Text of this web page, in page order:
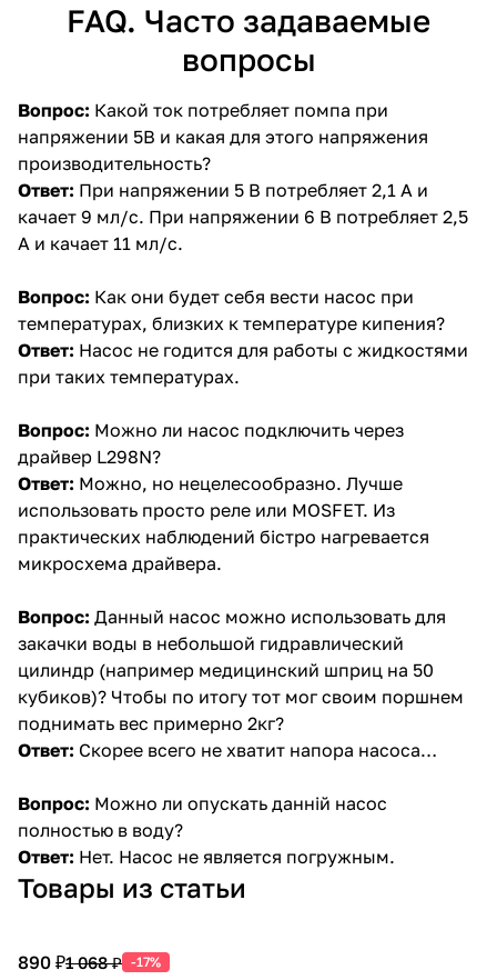
FAQ. Часто задаваемые
вопросы
Вопрос: Какой ток потребляет помпа при
напряжении 5В и какая для этого напряжения
производительность?
Ответ: При напряжении 5 В потребляет 2,1 А и
качает 9 мл/с. При напряжении 6 В потребляет 2,5
А и качает 11 мл/с.
Вопрос: Как они будет себя вести насос при
температурах, близких к температуре кипения?
Ответ: Насос не годится для работы с жидкостями
при таких температурах.
Вопрос: Можно ли насос подключить через
драйвер L298N?
Ответ: Можно, но нецелесообразно. Лучше
использовать просто реле или MOSFET. Из
практических наблюдений бістро нагревается
микросхема драйвера.
Вопрос: Данный насос можно использовать для
закачки воды в небольшой гидравлический
цилиндр (например медицинский шприц на 50
кубиков)? Чтобы по итогу тот мог своим поршнем
поднимать вес примерно 2кг?
Ответ: Скорее всего не хватит напора насоса…
Вопрос: Можно ли опускать данній насос
полностью в воду?
Ответ: Нет. Насос не является погружным.
Товары из статьи
890 ₽1 068 ₽ -17%